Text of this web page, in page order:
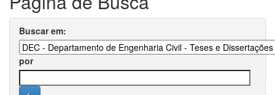
Buscar em:
por